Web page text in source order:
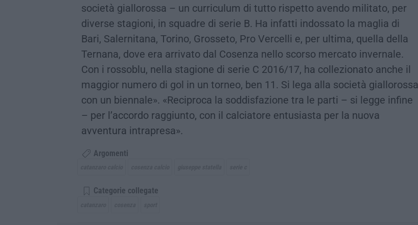
società giallorossa – un curriculum di tutto rispetto avendo militato, per
diverse stagioni, in squadre di serie B. Ha infatti indossato la maglia di
Bari, Salernitana, Torino, Grosseto, Pro Vercelli e, per ultima, quella della
Ternana, dove era arrivato dal Cosenza nello scorso mercato invernale.
Con i rossoblu, nella stagione di serie C 2016/17, ha collezionato anche il
maggior numero di gol in un torneo, ben 11. Si lega alla società giallorossa
con un biennale». «Reciproca la soddisfazione tra le parti – si legge infine
– per l’accordo raggiunto, con il calciatore entusiasta per la nuova
avventura intrapresa».
Argomenti
Categorie collegate